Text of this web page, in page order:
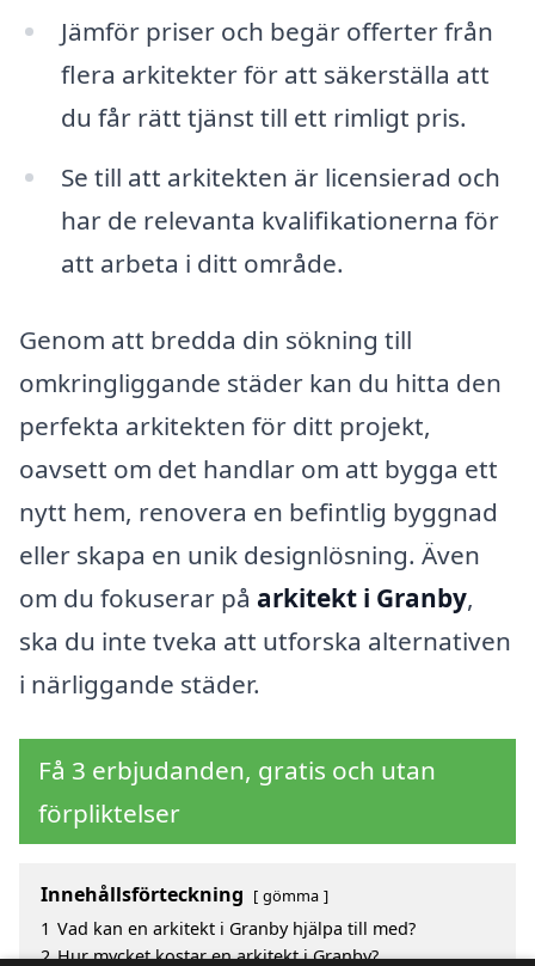
Jämför priser och begär offerter från
flera arkitekter för att säkerställa att
du får rätt tjänst till ett rimligt pris.
Se till att arkitekten är licensierad och
har de relevanta kvalifikationerna för
att arbeta i ditt område.
Genom att bredda din sökning till
omkringliggande städer kan du hitta den
perfekta arkitekten för ditt projekt,
oavsett om det handlar om att bygga ett
nytt hem, renovera en befintlig byggnad
eller skapa en unik designlösning. Även
om du fokuserar på arkitekt i Granby,
ska du inte tveka att utforska alternativen
i närliggande städer.
Få 3 erbjudanden, gratis och utan
förpliktelser
Innehållsförteckning gömma
1 Vad kan en arkitekt i Granby hjälpa till med?
2 Hur mycket kostar en arkitekt i Granby?